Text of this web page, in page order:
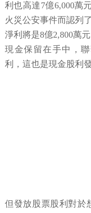
利也高達7億6,000萬
火災公安事件而認列
淨利將是8億2,800萬
現金保留在手中，
利，這也是現金股利
但發放股票股利對於